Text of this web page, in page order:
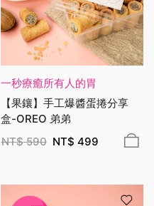
一秒療癒所有人的胃
【果鑲】手工爆醬蛋捲分享
盒-OREO 弟弟
NT$590 NT$ 499